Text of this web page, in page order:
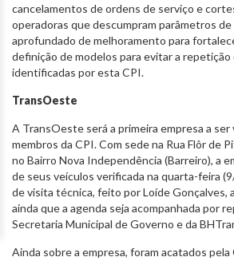
cancelamentos de ordens de serviço e
operadoras que descumpram parâmetros
aprofundado de melhoramento para
definição de modelos para evitar a
identificadas por esta CPI.
TransOeste
A TransOeste será a primeira empresa a
membros da CPI. Com sede na Rua Flôr de
no Bairro Nova Independência (Barreiro), a
de seus veículos verificada na quarta-feira
de visita técnica, feito por Loíde Gonçalves,
ainda que a agenda seja acompanhada por
Secretaria Municipal de Governo e da
Ainda sobre a empresa, foram acatados